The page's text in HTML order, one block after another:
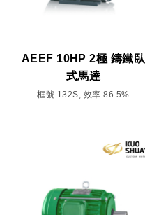
AEEF 10HP 2極 鑄鐵臥
式馬達
框號 132S, 效率 86.5%